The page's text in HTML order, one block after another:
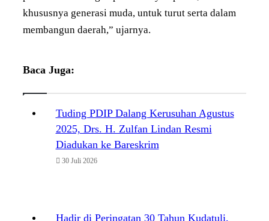
khususnya generasi muda, untuk turut serta dalam
membangun daerah,” ujarnya.
Baca Juga:
Tuding PDIP Dalang Kerusuhan Agustus
2025, Drs. H. Zulfan Lindan Resmi
Diadukan ke Bareskrim
30 Juli 2026
Hadir di Peringatan 30 Tahun Kudatuli,